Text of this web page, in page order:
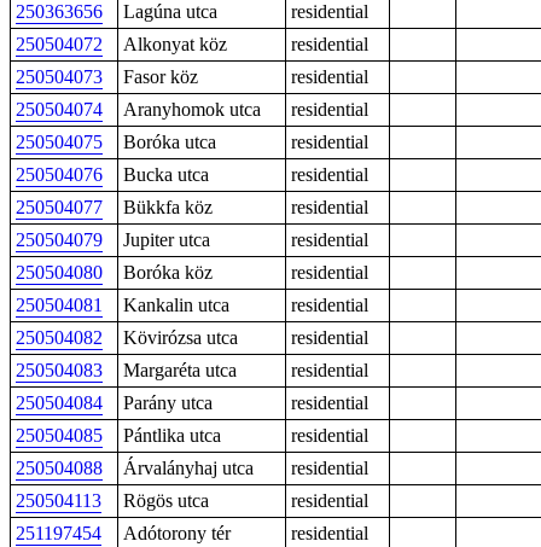
250363656
Lagúna utca
residential
250504072
Alkonyat köz
residential
250504073
Fasor köz
residential
250504074
Aranyhomok utca
residential
250504075
Boróka utca
residential
250504076
Bucka utca
residential
250504077
Bükkfa köz
residential
250504079
Jupiter utca
residential
250504080
Boróka köz
residential
250504081
Kankalin utca
residential
250504082
Kövirózsa utca
residential
250504083
Margaréta utca
residential
250504084
Parány utca
residential
250504085
Pántlika utca
residential
250504088
Árvalányhaj utca
residential
250504113
Rögös utca
residential
251197454
Adótorony tér
residential